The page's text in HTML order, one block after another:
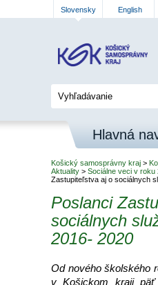
Slovensky English
Hlavná
Košický samosprávny kraj >
Aktuality > Sociálne veci v roku
Zastupiteľstva aj o sociálnych
Poslanci
sociálnych
2016- 2020
Od nového školského
v Košickom kraji päť